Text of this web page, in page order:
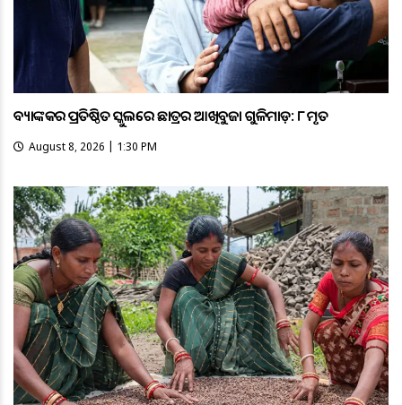
ବ୍ୟାଙ୍କକର ପ୍ରତିଷ୍ଠିତ ସ୍କୁଲରେ ଛାତ୍ରର ଆଖିବୁଜା ଗୁଳିମାଡ଼: ୮ ମୃତ
August 8, 2026 | 1:30 PM